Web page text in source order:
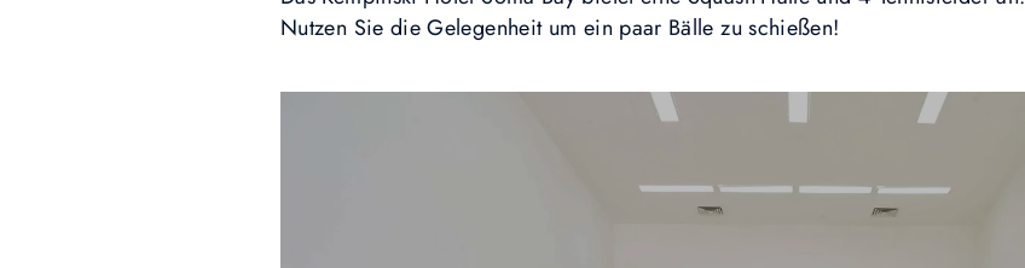
Nutzen Sie die Gelegenheit um ein paar Bälle zu schießen!